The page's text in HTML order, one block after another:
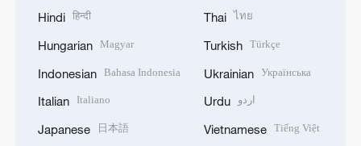
Hindi हिन्दी
Hungarian Magyar
Indonesian Bahasa Indonesia
Italian Italiano
Japanese 日本語
Thai ไทย
Turkish Türkçe
Ukrainian Українська
Urdu اردو
Vietnamese Tiếng Việt